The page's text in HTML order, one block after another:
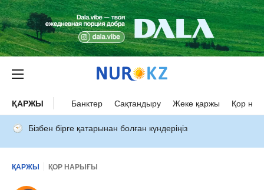
ҚАРЖЫ Банктер Сақтандыру Жеке қаржы Қор
Бізбен бірге қатарынан болған күндеріңіз
ҚАРЖЫ ҚОР НАРЫҒЫ